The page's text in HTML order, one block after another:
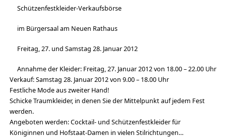
Schützenfestkleider-Verkaufsbörse
im Bürgersaal am Neuen Rathaus
Freitag, 27. und Samstag 28. Januar 2012
Annahme der Kleider: Freitag, 27. Januar 2012 von 18.00 – 22.00 Uhr
Verkauf: Samstag 28. Januar 2012 von 9.00 – 18.00 Uhr
Festliche Mode aus zweiter Hand!
Schicke Traumkleider, in denen Sie der Mittelpunkt auf jedem Fest
werden.
Angeboten werden: Cocktail- und Schützenfestkleider für
Königinnen und Hofstaat-Damen in vielen Stilrichtungen…